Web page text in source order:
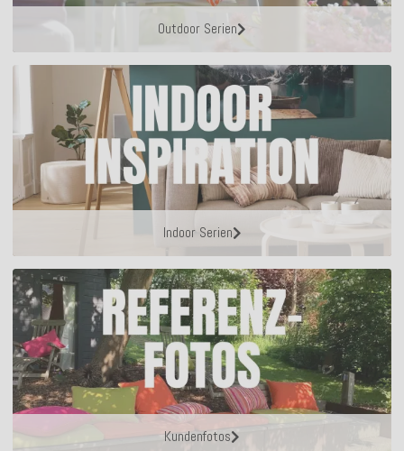
Outdoor Serien
Indoor Serien
Kundenfotos